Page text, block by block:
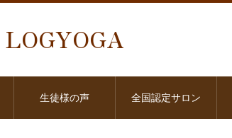
LOGYOGA
生徒様の声 全国認定サロン